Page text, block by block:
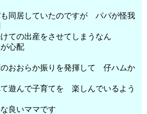
同居していたのですが パパが怪我
ての出産をさせてしまうなん
心配
おおらか振りを発揮して 仔ハムか
遊んで子育てを 楽しんでいるよう
良いママです